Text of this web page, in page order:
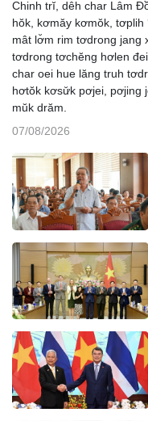
Chinh trĭ, dêh char Lâm
hŏk, kơmăy kơmŏk, tơplih
mât lơ̆m rim tơdrong jang
tơdrong tơchĕng hơlen
char oei hue lăng truh
hơtŏk kơsư̆k pơjei, pơjing
mŭk drăm.
07/08/2026